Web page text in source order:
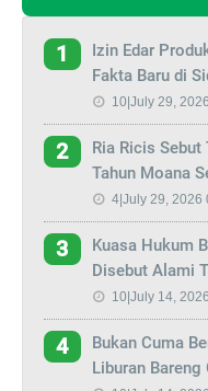
1
Izin Edar
Fakta Baru di
10|July 29,
2
Ria Ricis Sebut
Tahun Moana
4|July 29, 2026
3
Kuasa Hukum
Disebut Alami
10|July 14,
4
Bukan Cuma
Liburan